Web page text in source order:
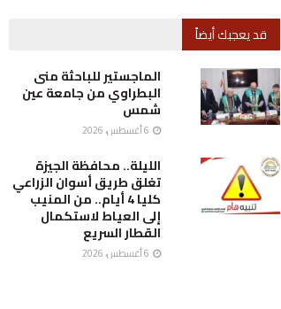
قد يعجبك أيضاً
الماجستير للباحثة منى
البطراوي من جامعة عين
شمس
الليلة.. محافظة الجيزة
تغلق طريق أسوان الزراعي
كليا 4 أيام.. من المنيب
إلى العياط لاستكمال
القطار السريع